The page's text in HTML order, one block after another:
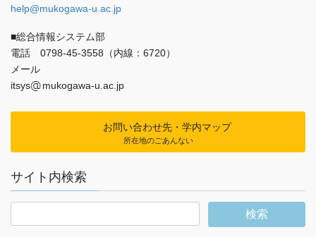
help@mukogawa-u.ac.jp
■総合情報システム部
電話 0798-45-3558（内線：6720）
メール
itsys
mukogawa-u.ac.jp
お問い合わせ先・学内マップ
所在地のごあんない
サイト内検索